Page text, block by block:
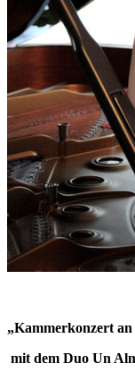
„Kammerkonzert
mit dem Duo Un